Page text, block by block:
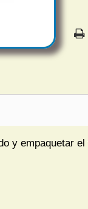
y empaquetar